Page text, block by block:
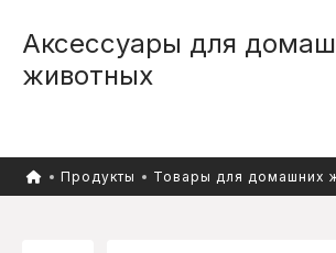
Аксессуары для
животных
Продукты Товары для домашних